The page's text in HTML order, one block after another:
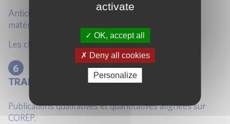
Anticipation des M&A : proxies, délais, seuils de
matérialité.
Les clés de réussite pour préparer les COREP.
6
EXIGENCES DE PUBLICATION ET
TRANSPARENCE
Publications qualitatives et quantitatives alignées sur
COREP.
activate
OK, accept all
Deny all cookies
Personalize